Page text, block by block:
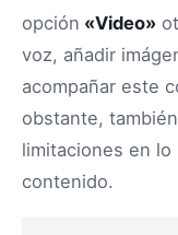
opción «Video»
voz, añadir
acompañar este
obstante,
limitaciones en
contenido.